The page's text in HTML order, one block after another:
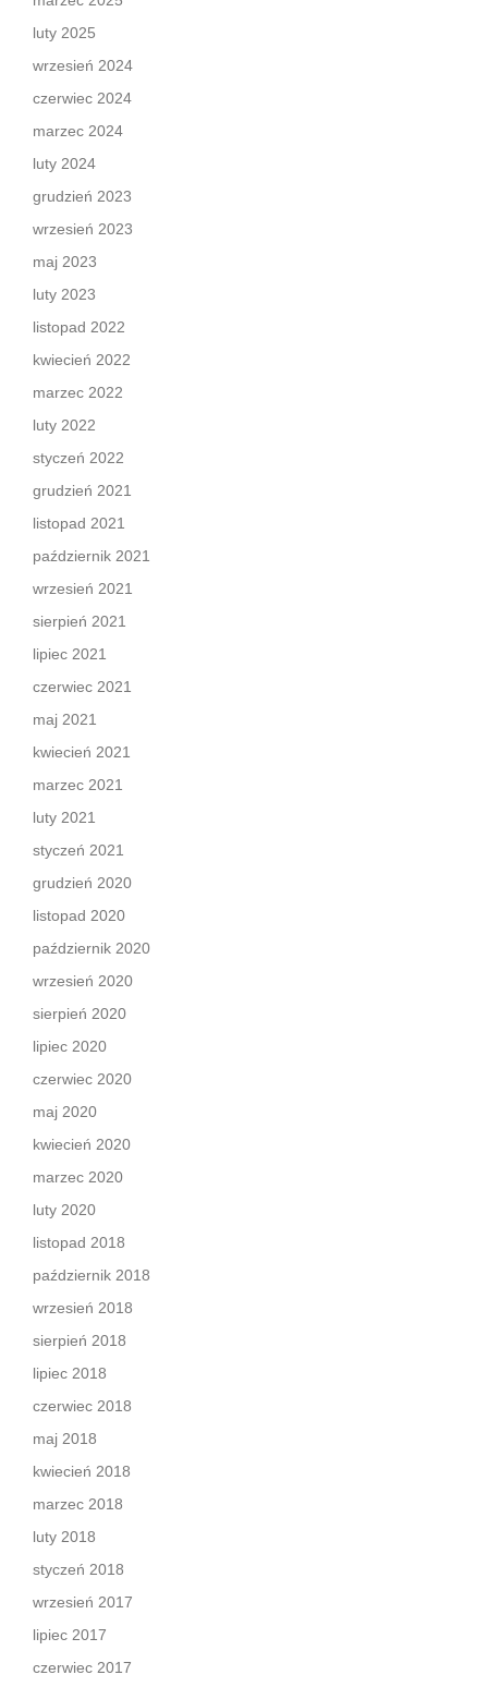
luty 2025
wrzesień 2024
czerwiec 2024
marzec 2024
luty 2024
grudzień 2023
wrzesień 2023
maj 2023
luty 2023
listopad 2022
kwiecień 2022
marzec 2022
luty 2022
styczeń 2022
grudzień 2021
listopad 2021
październik 2021
wrzesień 2021
sierpień 2021
lipiec 2021
czerwiec 2021
maj 2021
kwiecień 2021
marzec 2021
luty 2021
styczeń 2021
grudzień 2020
listopad 2020
październik 2020
wrzesień 2020
sierpień 2020
lipiec 2020
czerwiec 2020
maj 2020
kwiecień 2020
marzec 2020
luty 2020
listopad 2018
październik 2018
wrzesień 2018
sierpień 2018
lipiec 2018
czerwiec 2018
maj 2018
kwiecień 2018
marzec 2018
luty 2018
styczeń 2018
wrzesień 2017
lipiec 2017
czerwiec 2017